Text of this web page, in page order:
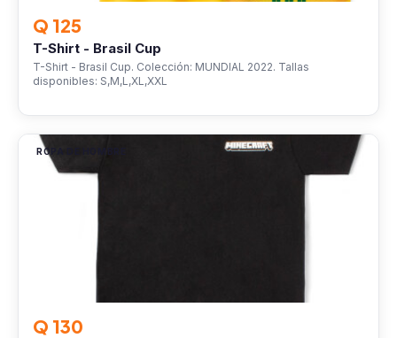
Q 125
T-Shirt - Brasil Cup
T-Shirt - Brasil Cup. Colección: MUNDIAL 2022. Tallas
disponibles: S,M,L,XL,XXL
ROPA DE HOMBRE
Q 130